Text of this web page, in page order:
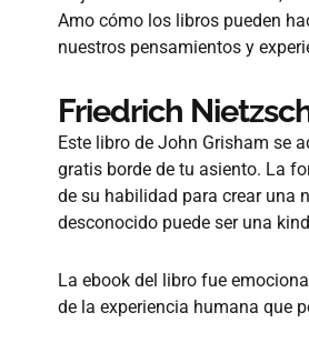
Amo cómo los libros pueden
nuestros pensamientos y
Friedrich
Este libro de John Grisham se
gratis borde de tu asiento. La
de su habilidad para crear una
desconocido puede ser una
La ebook del libro fue
de la experiencia humana que